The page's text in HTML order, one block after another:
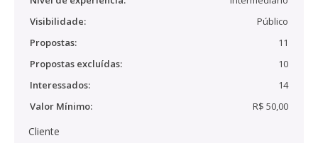
Visibilidade:
Público
Propostas:
11
Propostas excluídas:
10
Interessados:
14
Valor Mínimo:
R$ 50,00
Cliente